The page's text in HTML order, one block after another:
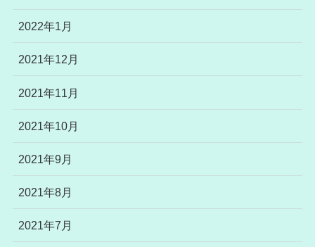
2022年1月
2021年12月
2021年11月
2021年10月
2021年9月
2021年8月
2021年7月